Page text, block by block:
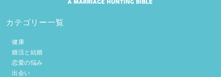
カテゴリー一覧
健康
婚活と結婚
恋愛の悩み
出会い